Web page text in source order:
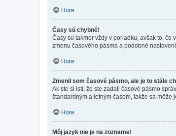
Hore
Časy sú chybné!
Časy sú takmer vždy v poriadku, avšak to, čo
zmenu časového pásma a podobné
Hore
Zmenil som časové pásmo, ale je to stále
Ak ste si istí, že ste zadali časové pásmo
štandardným a letným časom, takže sa
Hore
Môj jazyk nie je na zozname!